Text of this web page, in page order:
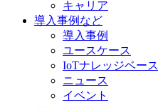
キャリア
導入事例など
導入事例
ユースケース
IoTナレッジベース
ニュース
イベント